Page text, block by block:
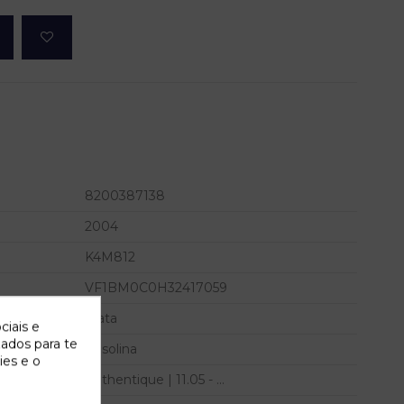
8200387138
2004
K4M812
VF1BM0C0H32417059
Plata
Gasolina
Authentique | 11.05 - ...
e
para te
e o